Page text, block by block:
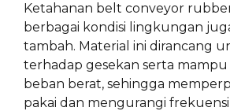
Ketahanan belt conveyor
berbagai kondisi lingkungan
tambah. Material ini dirancang
terhadap gesekan serta
beban berat, sehingga
pakai dan mengurangi